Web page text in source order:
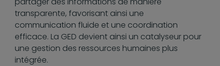
transparente, favorisant ainsi une
communication fluide et une coordination
efficace. La GED devient ainsi un catalyseur pour
une gestion des ressources humaines plus
intégrée.